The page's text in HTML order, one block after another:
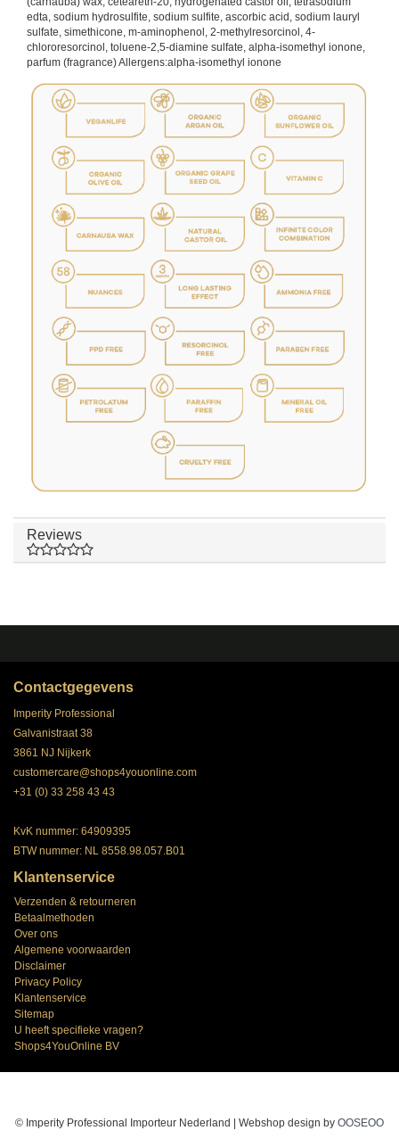
edta, sodium hydrosulfite, sodium sulfite, ascorbic acid, sodium lauryl
sulfate, simethicone, m-aminophenol, 2-methylresorcinol, 4-
chlororesorcinol, toluene-2,5-diamine sulfate, alpha-isomethyl ionone,
parfum (fragrance) Allergens:alpha-isomethyl ionone
Reviews
Contactgegevens
Imperity Professional
Galvanistraat 38
3861 NJ Nijkerk
customercare@shops4youonline.com
+31 (0) 33 258 43 43
KvK nummer: 64909395
BTW nummer: NL 8558.98.057.B01
Klantenservice
Verzenden & retourneren
Betaalmethoden
Over ons
Algemene voorwaarden
Disclaimer
Privacy Policy
Klantenservice
Sitemap
U heeft specifieke vragen?
Shops4YouOnline BV
© Imperity Professional Importeur Nederland | Webshop design by OOSEOO